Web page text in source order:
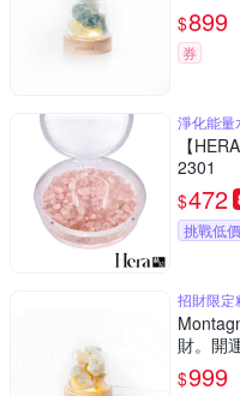
$899
券
淨化能量
【
2301
$472
挑戰低價
招財限定
財。開
$999